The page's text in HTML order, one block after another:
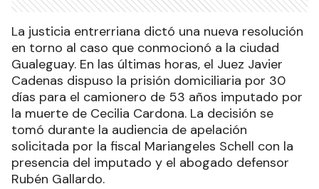
La justicia entrerriana dictó una nueva resolución
en torno al caso que conmocionó a la ciudad
Gualeguay. En las últimas horas, el Juez Javier
Cadenas dispuso la prisión domiciliaria por 30
días para el camionero de 53 años imputado por
la muerte de Cecilia Cardona. La decisión se
tomó durante la audiencia de apelación
solicitada por la fiscal Mariangeles Schell con la
presencia del imputado y el abogado defensor
Rubén Gallardo.